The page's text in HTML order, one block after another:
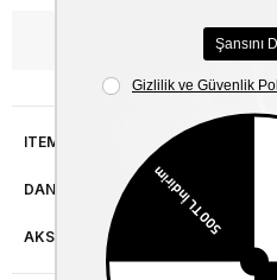
ITEM FEATURES
DANIŞMA HATTI
AKSESUAR ONARIMI